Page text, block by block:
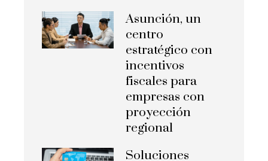
Asunción, un
centro
estratégico con
incentivos
fiscales para
empresas con
proyección
regional
Soluciones